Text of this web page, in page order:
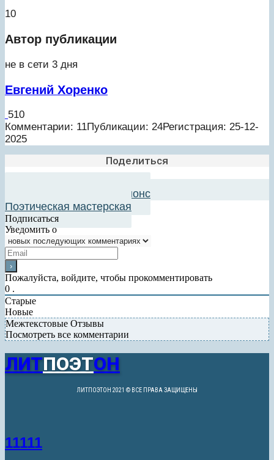
10
Автор публикации
не в сети 3 дня
Евгений Хоренко
510
Комментарии: 11Публикации: 24Регистрация: 25-12-
2025
Поделиться
Добавить в авторский анонс
Поэтическая мастерская
Подписаться
Уведомить о
Пожалуйста, войдите, чтобы прокомментировать
0 .
Старые
Новые
Межтекстовые Отзывы
Посмотреть все комментарии
ЛИТПОЭТОН
ЛИТПОЭТОН 2021 © ВСЕ ПРАВА ЗАЩИЩЕНЫ
11111